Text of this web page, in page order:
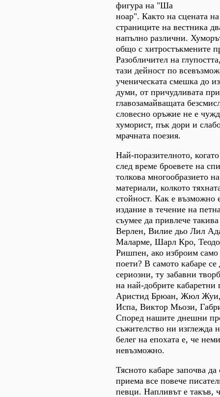
фигура на "Ша
ноар". Както на сцената
страниците на вестника
напълно различни.
общо с хитростъкмените
Разобличител на
тази дейност по
ученическата смешка до
думи, от причудливата
главозамайващата
словесно оръжие не е
хуморист, пък дори и
мрачната поезия.
Най-поразителното,
след време броевете на
толкова многообразието
материали, колкото
стойност. Как е възможно
издание в течение на
съумее да привлече
Верлен, Вилие дьо Лил
Маларме, Шарл Кро,
Ришпен, ако изброим
поети? В самото кабаре се
сериозни, ту забавни
на най-добрите кабаретни
Аристид Брюан, Жюл
Испа, Виктор Мьози,
Според нашите днешни
съжителство ни изглежда
белег на епохата е, че
невъзможно.
Тясното кабаре започва да
приема все повече
певци. Напливът е такъв,